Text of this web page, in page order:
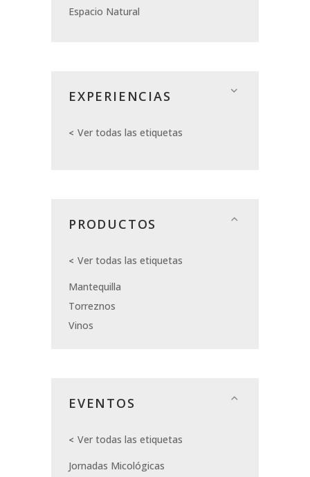
Espacio Natural
EXPERIENCIAS
Ver todas las etiquetas
PRODUCTOS
Ver todas las etiquetas
Mantequilla
Torreznos
Vinos
EVENTOS
Ver todas las etiquetas
Jornadas Micológicas